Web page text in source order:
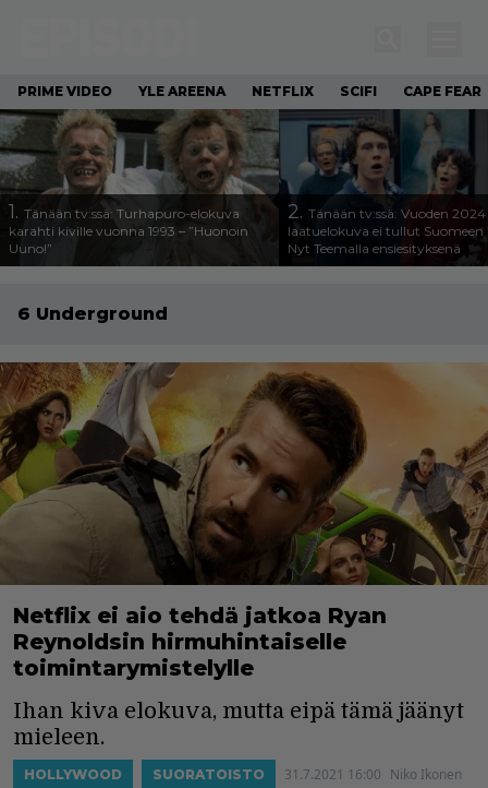
PRIME VIDEO YLE AREENA NETFLIX SCIFI CAPE FEAR
1. Tänään tv:ssä: Turhapuro-elokuva
karahti kiville vuonna 1993 – ”Huonoin
Uuno!”
2. Tänään tv:ssä: Vuoden 2024
laatuelokuva ei tullut Suomeen
Nyt Teemalla ensiesityksenä
6 Underground
Netflix ei aio tehdä jatkoa Ryan
Reynoldsin hirmuhintaiselle
toimintarymistelylle
Ihan kiva elokuva, mutta eipä tämä jäänyt
mieleen.
HOLLYWOOD SUORATOISTO 31.7.2021 16:00 Niko Ikonen